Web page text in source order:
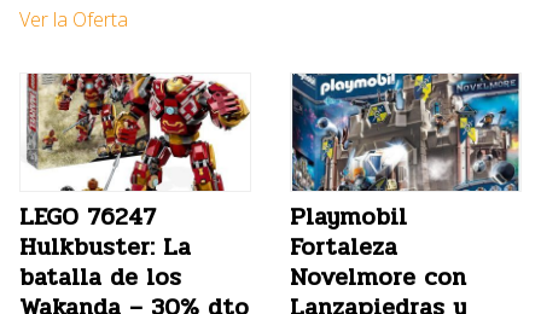
Ver la Oferta
LEGO 76247
Hulkbuster: La
batalla de los
Playmobil
Fortaleza
Novelmore con